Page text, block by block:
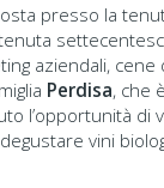
presso la
aziendali,
Perdisa, che
l’opportunità di
vini